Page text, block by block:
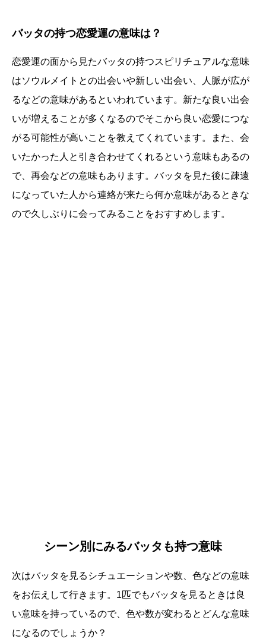
バッタの持つ恋愛運の意味は？
恋愛運の面から見たバッタの持つスピリチュアルな意味
はソウルメイトとの出会いや新しい出会い、人脈が広が
るなどの意味があるといわれています。新たな良い出会
いが増えることが多くなるのでそこから良い恋愛につな
がる可能性が高いことを教えてくれています。また、会
いたかった人と引き合わせてくれるという意味もあるの
で、再会などの意味もあります。バッタを見た後に疎遠
になっていた人から連絡が来たら何か意味があるときな
ので久しぶりに会ってみることをおすすめします。
シーン別にみるバッタも持つ意味
次はバッタを見るシチュエーションや数、色などの意味
をお伝えして行きます。1匹でもバッタを見るときは良
い意味を持っているので、色や数が変わるとどんな意味
になるのでしょうか？